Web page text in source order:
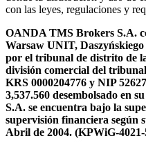
con las leyes, regulaciones y
OANDA TMS Brokers S.A.
Warsaw UNIT,
por el tribunal de distrito de
división comercial del
KRS 0000204776 y NIP
3,537.560 desembolsado en
S.A. se encuentra bajo la
supervisión financiera según
Abril de 2004. (KPWiG-4021-